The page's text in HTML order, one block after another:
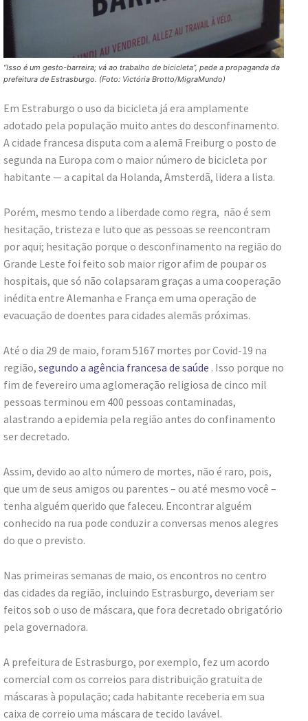
“Isso é um gesto-barreira; vá ao trabalho de bicicleta”, pede a propaganda da
prefeitura de Estrasburgo. (Foto: Victória Brotto/MigraMundo)
Em Estraburgo o uso da bicicleta já era amplamente
adotado pela população muito antes do desconfinamento.
A cidade francesa disputa com a alemã Freiburg o posto de
segunda na Europa com o maior número de bicicleta por
habitante — a capital da Holanda, Amsterdã, lidera a lista.
Porém, mesmo tendo a liberdade como regra, não é sem
hesitação, tristeza e luto que as pessoas se reencontram
por aqui; hesitação porque o desconfinamento na região do
Grande Leste foi feito sob maior rigor afim de poupar os
hospitais, que só não colapsaram graças a uma cooperação
inédita entre Alemanha e França em uma operação de
evacuação de doentes para cidades alemãs próximas.
Até o dia 29 de maio, foram 5167 mortes por Covid-19 na
região, segundo a agência francesa de saúde . Isso porque no
fim de fevereiro uma aglomeração religiosa de cinco mil
pessoas terminou em 400 pessoas contaminadas,
alastrando a epidemia pela região antes do confinamento
ser decretado.
Assim, devido ao alto número de mortes, não é raro, pois,
que um de seus amigos ou parentes – ou até mesmo você –
tenha alguém querido que faleceu. Encontrar alguém
conhecido na rua pode conduzir a conversas menos alegres
do que o previsto.
Nas primeiras semanas de maio, os encontros no centro
das cidades da região, incluindo Estrasburgo, deveriam ser
feitos sob o uso de máscara, que fora decretado obrigatório
pela governadora.
A prefeitura de Estrasburgo, por exemplo, fez um acordo
comercial com os correios para distribuição gratuita de
máscaras à população; cada habitante receberia em sua
caixa de correio uma máscara de tecido lavável.